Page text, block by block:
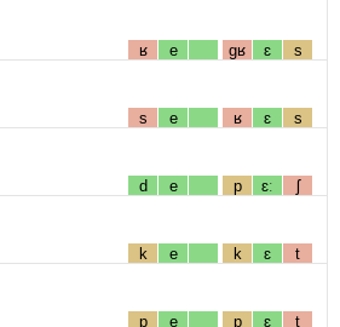
ʁ e gʁ ɛ s
s e ʁ ɛ s
d e p ɛː ʃ
k e k ɛ t
p e p ɛ t